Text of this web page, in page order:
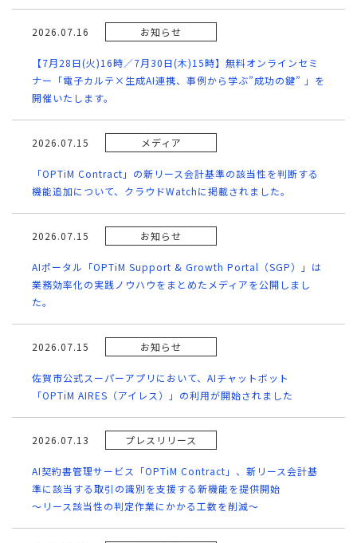
2026.07.16 お知らせ
【7月28日(火)16時／7月30日(木)15時】無料オンラインセミ
ナー「電子カルテ×生成AI連携、事例から学ぶ”成功の鍵” 」を
開催いたします。
2026.07.15 メディア
「OPTiM Contract」の新リース会計基準の該当性を判断する
機能追加について、クラウドWatchに掲載されました。
2026.07.15 お知らせ
AIポータル「OPTiM Support & Growth Portal（SGP）」は
業務効率化の実践ノウハウをまとめたメディアを公開しまし
た。
2026.07.15 お知らせ
佐賀市公式スーパーアプリにおいて、AIチャットボット
「OPTiM AIRES（アイレス）」の利用が開始されました
2026.07.13 プレスリリース
AI契約書管理サービス「OPTiM Contract」、新リース会計基
準に該当する取引の識別を支援する新機能を提供開始
～リース該当性の判定作業にかかる工数を削減～